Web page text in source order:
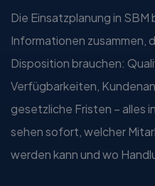
Die Einsatzplanung in SBM
Informationen zusammen,
Disposition brauchen:
Verfügbarkeiten,
gesetzliche Fristen – alles
sehen sofort, welcher
werden kann und wo